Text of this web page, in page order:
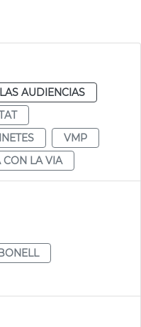
AUDIENCIAS
VMP
CON LA VIA